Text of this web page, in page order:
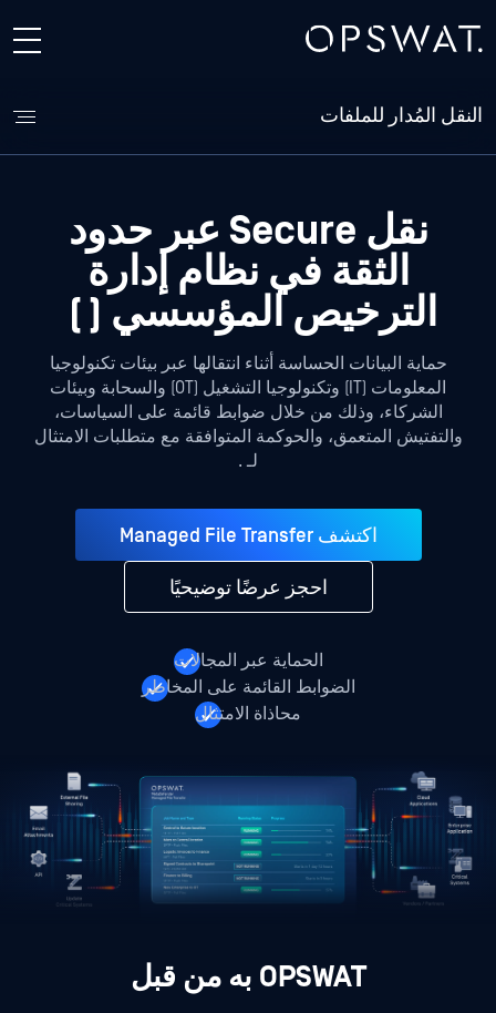
النقل المُدار للملفات
نقل Secure عبر حدود
الثقة في نظام إدارة
الترخيص المؤسسي ()
حماية البيانات الحساسة أثناء انتقالها عبر بيئات تكنولوجيا
المعلومات (IT) وتكنولوجيا التشغيل (OT) والسحابة وبيئات
الشركاء، وذلك من خلال ضوابط قائمة على السياسات،
والتفتيش المتعمق، والحوكمة المتوافقة مع متطلبات الامتثال
لـ .
اكتشف Managed File Transfer
احجز عرضًا توضيحيًا
الحماية عبر المجالات
الضوابط القائمة على المخاطر
محاذاة الامتثال
OPSWAT به من قبل